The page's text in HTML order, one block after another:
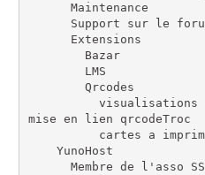
      Maintenance
Support sur le
      Extensions
        Bazar
        LMS
        Qrcodes
visualisations
mise en lien qrcodeTroc
cartes a
    YunoHost
Membre de l'asso